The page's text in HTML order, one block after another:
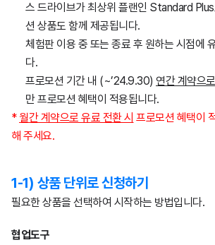
스 드라이브가 최상위 플랜인 Standard
션 상품도 함께 제공됩니다.
체험판 이용 중 또는 종료 후 원하는 시점에
다.
프로모션 기간 내 (~’24.9.30) 연간 계약으
만 프로모션 혜택이 적용됩니다.
* 월간 계약으로 유료 전환 시 프로모션 혜택이
해 주세요.
1-1) 상품 단위로 신청하기
필요한 상품을 선택하여 시작하는 방법입니다.
협업도구